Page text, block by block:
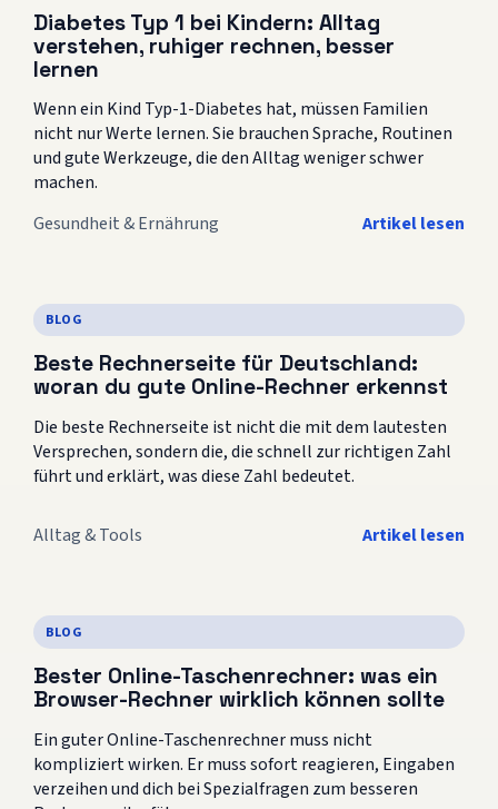
Diabetes Typ 1 bei Kindern: Alltag
verstehen, ruhiger rechnen, besser
lernen
Wenn ein Kind Typ-1-Diabetes hat, müssen Familien
nicht nur Werte lernen. Sie brauchen Sprache, Routinen
und gute Werkzeuge, die den Alltag weniger schwer
machen.
Gesundheit & Ernährung
Artikel lesen
BLOG
Beste Rechnerseite für Deutschland:
woran du gute Online-Rechner erkennst
Die beste Rechnerseite ist nicht die mit dem lautesten
Versprechen, sondern die, die schnell zur richtigen Zahl
führt und erklärt, was diese Zahl bedeutet.
Alltag & Tools Artikel lesen
BLOG
Bester Online-Taschenrechner: was ein
Browser-Rechner wirklich können sollte
Ein guter Online-Taschenrechner muss nicht
kompliziert wirken. Er muss sofort reagieren, Eingaben
verzeihen und dich bei Spezialfragen zum besseren